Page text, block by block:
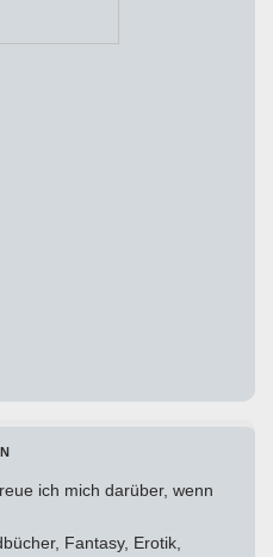
ich mich darüber, wenn
Fantasy, Erotik,